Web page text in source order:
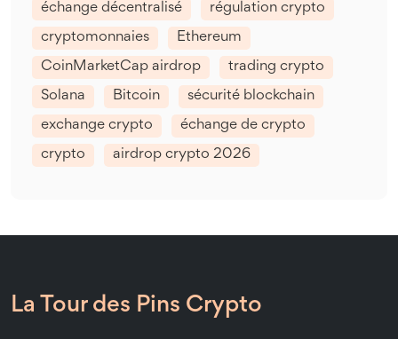
échange décentralisé régulation crypto
cryptomonnaies Ethereum
CoinMarketCap airdrop trading crypto
Solana Bitcoin sécurité blockchain
exchange crypto échange de crypto
crypto airdrop crypto 2026
La Tour des Pins Crypto